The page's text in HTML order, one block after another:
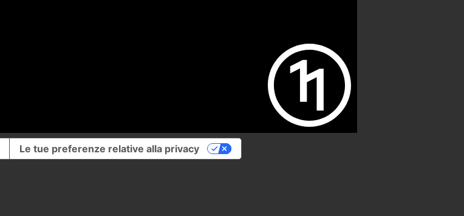
Le tue preferenze relative alla privacy